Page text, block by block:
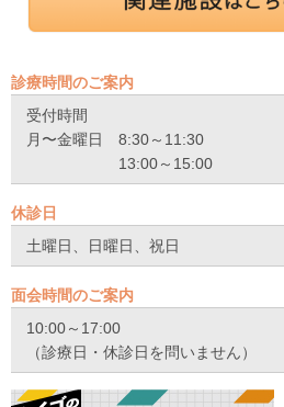
診療時間のご案内
受付時間
月〜金曜日
8:30～11:30
13:00～15:00
休診日
土曜日、日曜日、祝日
面会時間のご案内
10:00～17:00
（診療日・休診日を問いません）